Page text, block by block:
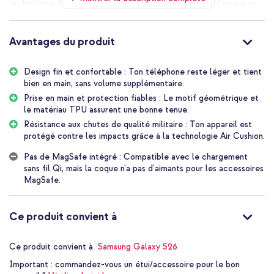
technologie Air Cushion. Garde ton appareil confortablement en
Prise en Main Protectrice
Cette coque Liquid Air est fabriquée en TPU résistant à l'usure et
tous les angles. Cela signifie que tu tiens ton appareil fermement
et confortablement, ce qui réduit le risque de chute. Si ton
appareil tombe malgré tout, la protection contre les chutes
certifiée Mil-grade via la technologie Air Cushion absorbe l'impact
aussi bien que possible, sous tous les angles. Les bords surélevés
offrent une protection supplémentaire pour ton écran et ta
caméra.
Mince et Intelligent
Le Spigen Liquid Air est la coque la plus mince de Spigen, conçue
coque est également compatible avec le chargeur sans fil Qi, ce
qui te permet de charger facilement ton téléphone sans avoir à
pas compatible avec MagSafe ou Qi2.
Produit Spigen Original
Avantages du produit
Design fin et confortable : Ton téléphone reste léger et tient
bien en main, sans volume supplémentaire.
Prise en main et protection fiables : Le motif géométrique et
le matériau TPU assurent une bonne tenue.
Résistance aux chutes de qualité militaire : Ton appareil est
protégé contre les impacts grâce à la technologie Air Cushion.
Pas de MagSafe intégré : Compatible avec le chargement
sans fil Qi, mais la coque n'a pas d'aimants pour les accessoires
MagSafe.
Ce produit convient à
Ce produit convient à Samsung Galaxy S26
Important : commandez-vous un étui/accessoire pour le bon